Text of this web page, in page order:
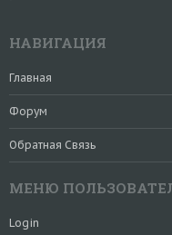
НАВИГАЦИЯ
Главная
Форум
Обратная Связь
МЕНЮ
Login